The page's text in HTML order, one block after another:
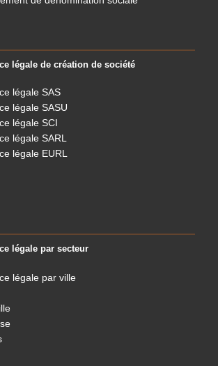
légale de création de société
légale SAS
légale SASU
légale SCI
légale SARL
légale EURL
légale par secteur
légale par ville